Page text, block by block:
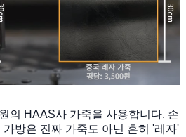
의 HAAS사 가죽을 사용합니다. 손
방은 진짜 가죽도 아닌 흔히 '레자'